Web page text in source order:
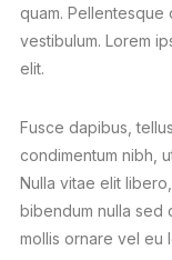
quam. Pellentesque
vestibulum. Lorem
elit.
Fusce dapibus,
condimentum nibh,
Nulla vitae elit
bibendum nulla sed
mollis ornare vel eu